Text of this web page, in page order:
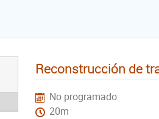
Reconstrucción de
No programado
20m